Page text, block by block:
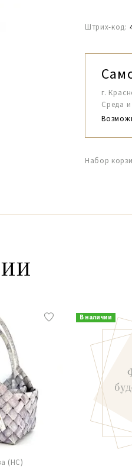
Штрих-код:
г.
Среда
Набор
(НС)
В наличии